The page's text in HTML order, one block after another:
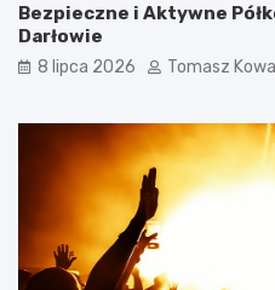
Bezpieczne i Aktywne
Darłowie
8 lipca 2026 Tomasz